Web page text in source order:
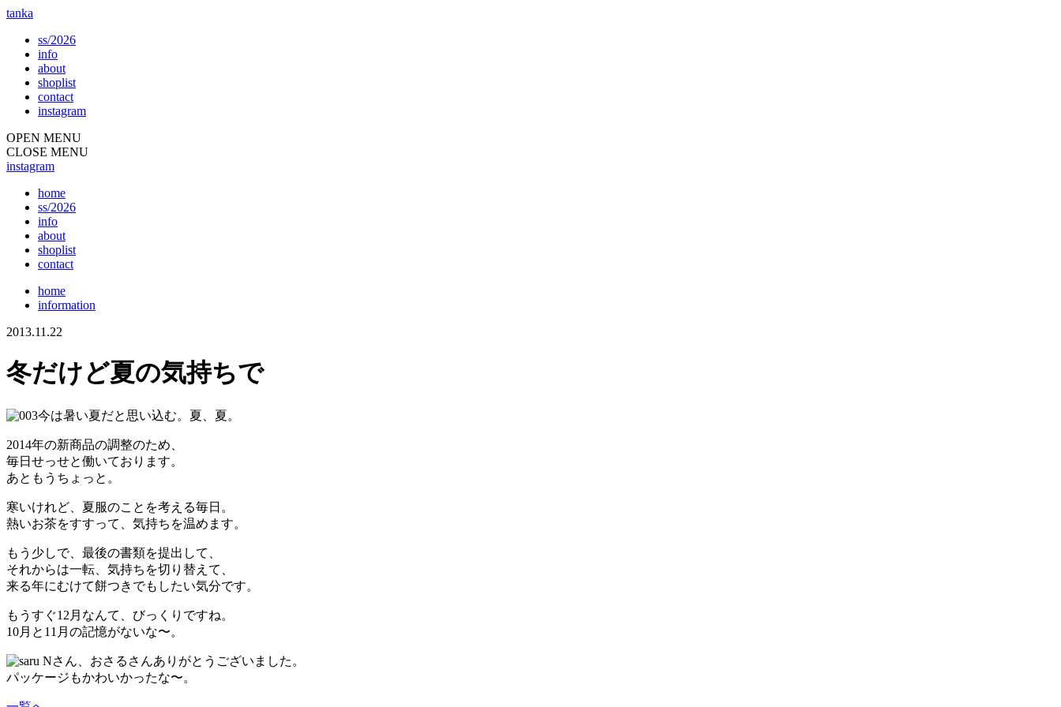
tanka
ss/2026
info
about
shoplist
contact
instagram
OPEN MENU
CLOSE MENU
instagram
home
ss/2026
info
about
shoplist
contact
home
information
2013.11.22
冬だけど夏の気持ちで
今は暑い夏だと思い込む。夏、夏。
2014年の新商品の調整のため、
毎日せっせと働いております。
あともうちょっと。
寒いけれど、夏服のことを考える毎日。
熱いお茶をすすって、気持ちを温めます。
もう少しで、最後の書類を提出して、
それからは一転、気持ちを切り替えて、
来る年にむけて餅つきでもしたい気分です。
もうすぐ12月なんて、びっくりですね。
10月と11月の記憶がないな〜。
Nさん、おさるさんありがとうございました。
パッケージもかわいかったな〜。